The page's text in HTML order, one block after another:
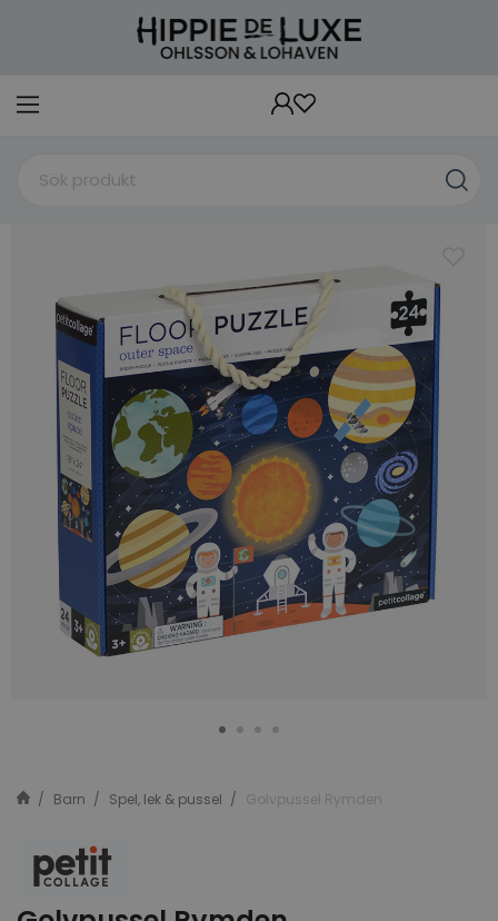
Barn Spel, lek & pussel Golvpussel Rymden